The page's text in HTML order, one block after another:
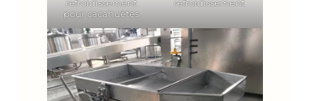
refroidissement
pour cacahuètes
refroidissement